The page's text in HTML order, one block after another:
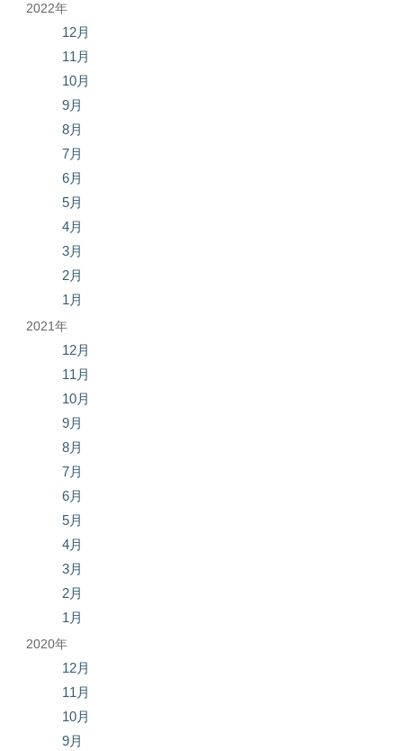
2022年
12月
11月
10月
9月
8月
7月
6月
5月
4月
3月
2月
1月
2021年
12月
11月
10月
9月
8月
7月
6月
5月
4月
3月
2月
1月
2020年
12月
11月
10月
9月